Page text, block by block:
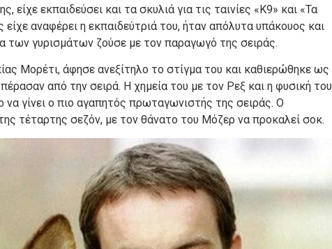
είχε εκπαιδεύσει και τα σκυλιά για τις ταινίες «Κ9» και «Τα
αναφέρει η εκπαιδεύτριά του, ήταν απόλυτα υπάκουος και
των γυρισμάτων ζούσε με τον παραγωγό της σειράς.
Μορέτι, άφησε ανεξίτηλο το στίγμα του και καθιερώθηκε ως
από την σειρά. Η χημεία του με τον Ρεξ και η φυσική του
γίνει ο πιο αγαπητός πρωταγωνιστής της σειράς. Ο
τέταρτης σεζόν, με τον θάνατο του Μόζερ να προκαλεί σοκ.